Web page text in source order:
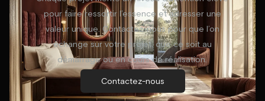
pour faire ressortir l’essence et adresser une
valeur unique. Contactez-nous pour que l’on
échange sur votre projet, que ce soit au
démarrage ou en cours de réalisation.
Contactez-nous